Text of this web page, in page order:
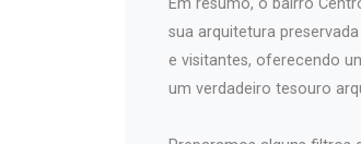
sua arquitetura
e visitantes, oferecendo
um verdadeiro tesouro